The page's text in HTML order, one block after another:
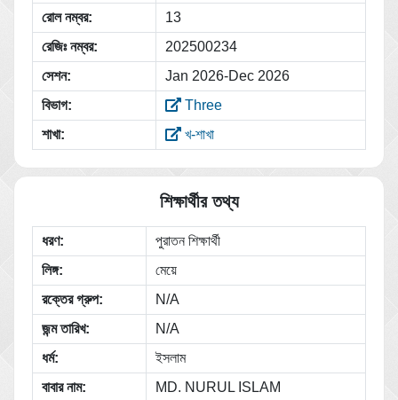
রোল নম্বর:
13
রেজিঃ নম্বর:
202500234
সেশন:
Jan 2026-Dec 2026
বিভাগ:
Three
শাখা:
খ-শাখা
শিক্ষার্থীর তথ্য
ধরণ:
পুরাতন শিক্ষার্থী
লিঙ্গ:
মেয়ে
রক্তের গ্রুপ:
N/A
জন্ম তারিখ:
N/A
ধর্ম:
ইসলাম
বাবার নাম:
MD. NURUL ISLAM